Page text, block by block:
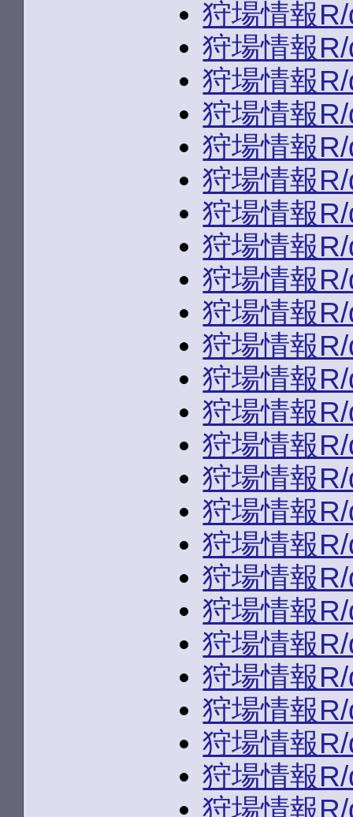
狩場情報
狩場情報
狩場情報
狩場情報
狩場情報
狩場情報
狩場情報
狩場情報
狩場情報
狩場情報
狩場情報
狩場情報
狩場情報
狩場情報
狩場情報
狩場情報
狩場情報
狩場情報
狩場情報
狩場情報
狩場情報
狩場情報
狩場情報
狩場情報
狩場情報